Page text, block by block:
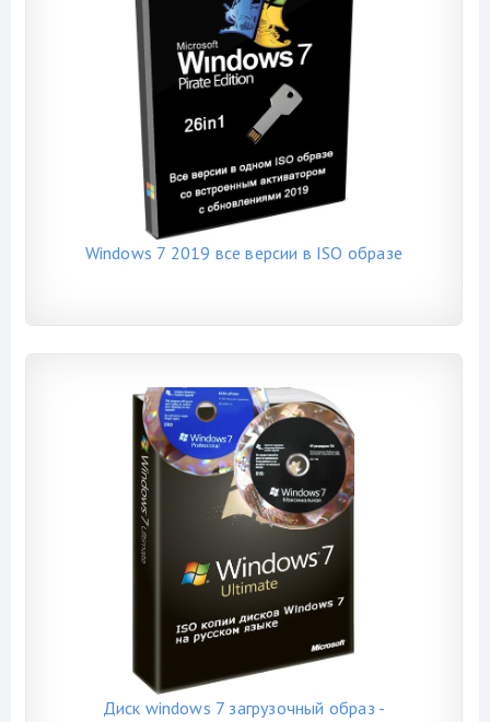
Windows 7 2019 все версии в ISO образе
Диск windows 7 загрузочный образ -